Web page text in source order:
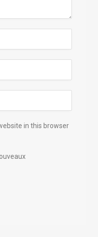
in this browser